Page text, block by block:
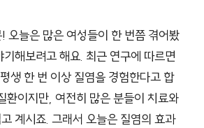
오늘은 많은 여성들이 한 번쯤 겪어봤
해보려고 해요. 최근 연구에 따르면
생 한 번 이상 질염을 경험한다고 합
환이지만, 여전히 많은 분들이 치료와
계시죠. 그래서 오늘은 질염의 효과